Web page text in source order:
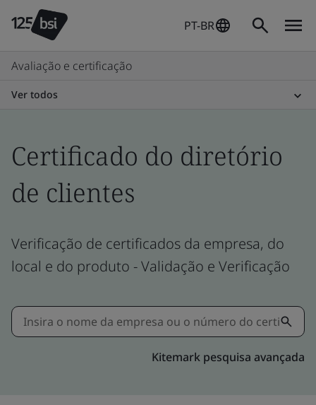
PT-BR
Avaliação e certificação
Ver todos
Certificado do diretório
de clientes
Verificação de certificados da empresa, do
local e do produto - Validação e Verificação
Kitemark pesquisa avançada